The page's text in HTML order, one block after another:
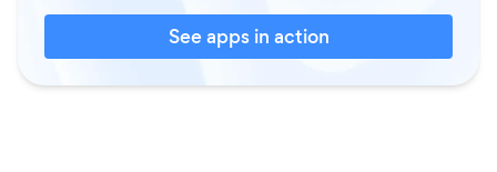
See apps in action